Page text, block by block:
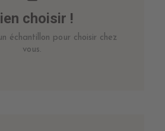
choisir !
échantillon pour choisir chez
vous.